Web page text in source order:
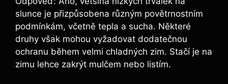
slunce je přizpůsobena různým povětrnostním
podmínkám, včetně tepla a sucha. Některé
druhy však mohou vyžadovat dodatečnou
ochranu během velmi chladných zim. Stačí je na
zimu lehce zakrýt mulčem nebo listím.